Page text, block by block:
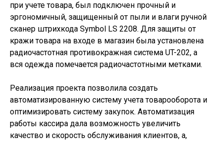
при учете товара, был подключен прочный и
эргономичный, защищенный от пыли и влаги ручной
сканер штрихкода Symbol LS 2208. Для защиты от
кражи товара на входе в магазин была установлена
радиочастотная противокражная система UT-202, а
вся одежда помечается радиочастотными метками.
Реализация проекта позволила создать
автоматизированную систему учета товарооборота и
оптимизировать систему закупок. Автоматизация
работы кассира дала возможность увеличить
качество и скорость обслуживания клиентов, а,